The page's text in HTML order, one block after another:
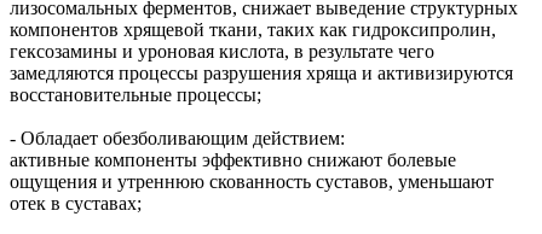
лизосомальных ферментов, снижает выведение структурных
компонентов хрящевой ткани, таких как гидроксипролин,
гексозамины и уроновая кислота, в результате чего
замедляются процессы разрушения хряща и активизируются
восстановительные процессы;
- Обладает обезболивающим действием:
активные компоненты эффективно снижают болевые
ощущения и утреннюю скованность суставов, уменьшают
отек в суставах;